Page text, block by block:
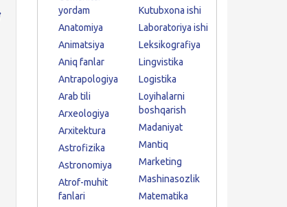
yordam
Anatomiya
Animatsiya
Aniq fanlar
Antrapologiya
Arab tili
Arxeologiya
Arxitektura
Astrofizika
Astronomiya
Atrof-muhit
fanlari
Kutubxona ishi
Laboratoriya ishi
Leksikografiya
Lingvistika
Logistika
Loyihalarni
boshqarish
Madaniyat
Mantiq
Marketing
Mashinasozlik
Matematika